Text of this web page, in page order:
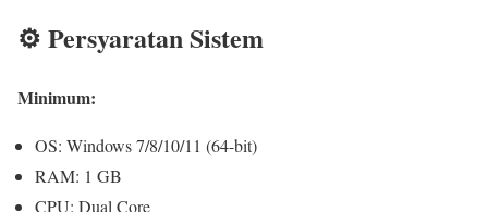
⚙️ Persyaratan Sistem
Minimum:
OS: Windows 7/8/10/11 (64-bit)
RAM: 1 GB
CPU: Dual Core